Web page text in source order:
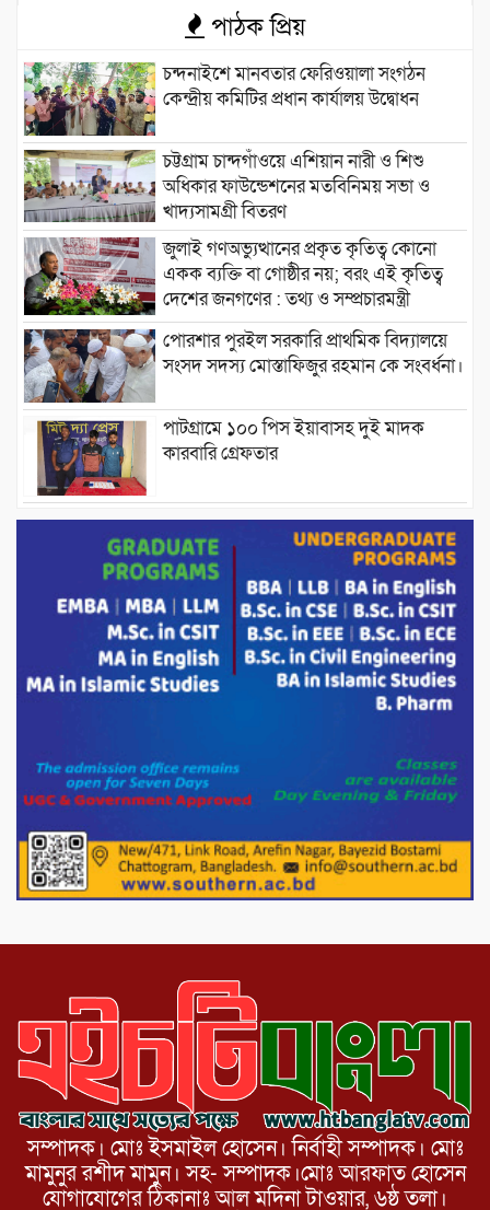
পাঠক প্রিয়
চন্দনাইশে মানবতার ফেরিওয়ালা সংগঠন
কেন্দ্রীয় কমিটির প্রধান কার্যালয় উদ্বোধন
চট্টগ্রাম চান্দগাঁওয়ে এশিয়ান নারী ও শিশু
অধিকার ফাউন্ডেশনের মতবিনিময় সভা ও
খাদ্যসামগ্রী বিতরণ
জুলাই গণঅভ্যুত্থানের প্রকৃত কৃতিত্ব কোনো
একক ব্যক্তি বা গোষ্ঠীর নয়; বরং এই কৃতিত্ব
দেশের জনগণের : তথ্য ও সম্প্রচারমন্ত্রী
পোরশার পুরইল সরকারি প্রাথমিক বিদ্যালয়ে
সংসদ সদস্য মোস্তাফিজুর রহমান কে সংবর্ধনা।
পাটগ্রামে ১০০ পিস ইয়াবাসহ দুই মাদক
কারবারি গ্রেফতার
ড্যাবের ৩৭তম প্রতিষ্ঠাবার্ষিকীতে প্রধানমন্ত্রী
তারেক রহমান।
চন্দনাইশের হাশিমপুর ৪ নং ওয়ার্ডে ৫’শতাধিক
হতদরিদ্র পরিবারের মাঝে খাদ্যসামগ্রী বিতরণ
করেন মনজুর মোরশেদ
পরিবেশ রক্ষায় পাটগ্রামে ইহসান ইয়ুথ
মিরপুর-১১ নম্বরে দুর্বৃত্তদের গুলিতে বিএনপি
নেতা গুরুতর আহত
পাটগ্রামে চিকিৎসা সেবায় বীর মুক্তিযোদ্ধা দবির
উদ্দিন ফাউন্ডেশন
সম্পাদক। মোঃ ইসমাইল হোসেন। নির্বাহী সম্পাদক। মোঃ
মামুনুর রশীদ মামুন। সহ- সম্পাদক।মোঃ আরফাত হোসেন
যোগাযোগের ঠিকানাঃ আল মদিনা টাওয়ার, ৬ষ্ঠ তলা।